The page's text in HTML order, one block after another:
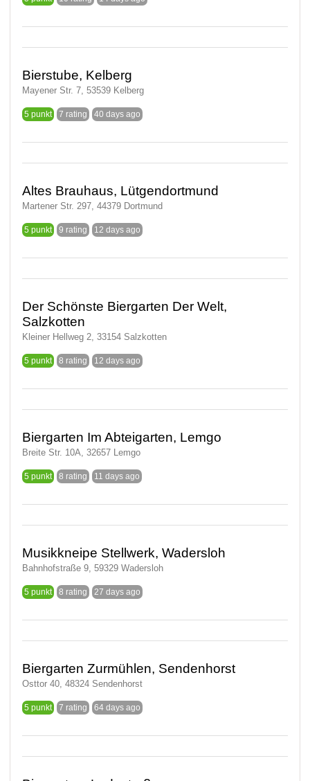
Bierstube, Kelberg
Mayener Str. 7, 53539 Kelberg
5 punkt 7 rating 40 days ago
Altes Brauhaus, Lütgendortmund
Martener Str. 297, 44379 Dortmund
5 punkt 9 rating 12 days ago
Der Schönste Biergarten Der Welt,
Salzkotten
Kleiner Hellweg 2, 33154 Salzkotten
5 punkt 8 rating 12 days ago
Biergarten Im Abteigarten, Lemgo
Breite Str. 10A, 32657 Lemgo
5 punkt 8 rating 11 days ago
Musikkneipe Stellwerk, Wadersloh
Bahnhofstraße 9, 59329 Wadersloh
5 punkt 8 rating 27 days ago
Biergarten Zurmühlen, Sendenhorst
Osttor 40, 48324 Sendenhorst
5 punkt 7 rating 64 days ago